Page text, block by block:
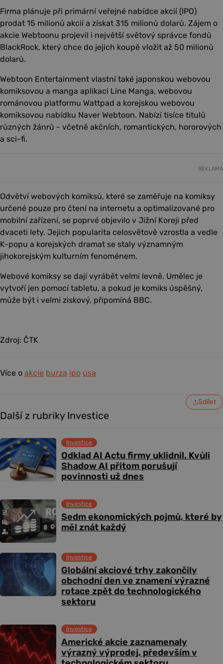
Firma plánuje při primární veřejné nabídce akcií (IPO)
prodat 15 milionů akcií a získat 315 milionů dolarů. Zájem o
akcie Webtoonu projevil i největší světový správce fondů
BlackRock, který chce do jejich koupě vložit až 50 milionů
dolarů.
Webtoon Entertainment vlastní také japonskou webovou
komiksovou a manga aplikaci Line Manga, webovou
románovou platformu Wattpad a korejskou webovou
komiksovou nabídku Naver Webtoon. Nabízí tisíce titulů
různých žánrů - včetně akčních, romantických, hororových
a sci-fi.
REKLAMA
Odvětví webových komiksů, které se zaměřuje na komiksy
určené pouze pro čtení na internetu a optimalizované pro
mobilní zařízení, se poprvé objevilo v Jižní Koreji před
dvaceti lety. Jejich popularita celosvětově vzrostla a vedle
K-popu a korejských dramat se staly významným
jihokorejským kulturním fenoménem.
Webové komiksy se dají vyrábět velmi levně. Umělec je
vytvoří jen pomocí tabletu, a pokud je komiks úspěšný,
může být i velmi ziskový, připomíná BBC.
Zdroj: ČTK
Více o akcie burza ipo usa
Sdílet
Další z rubriky Investice
Odklad AI Actu firmy uklidnil. Kvůli
Shadow AI přitom porušují
povinnosti už dnes
Investice
Sedm ekonomických pojmů, které by
měl znát každý
Investice
Globální akciové trhy zakončily
obchodní den ve znamení výrazné
rotace zpět do technologického
sektoru
Investice
Americké akcie zaznamenaly
výrazný výprodej, především v
Investice